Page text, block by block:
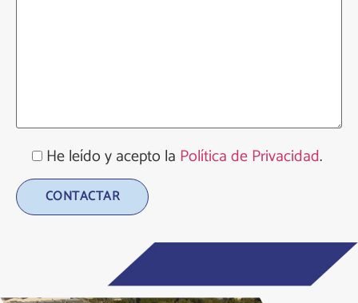
He leído y acepto la Política de Privacidad.